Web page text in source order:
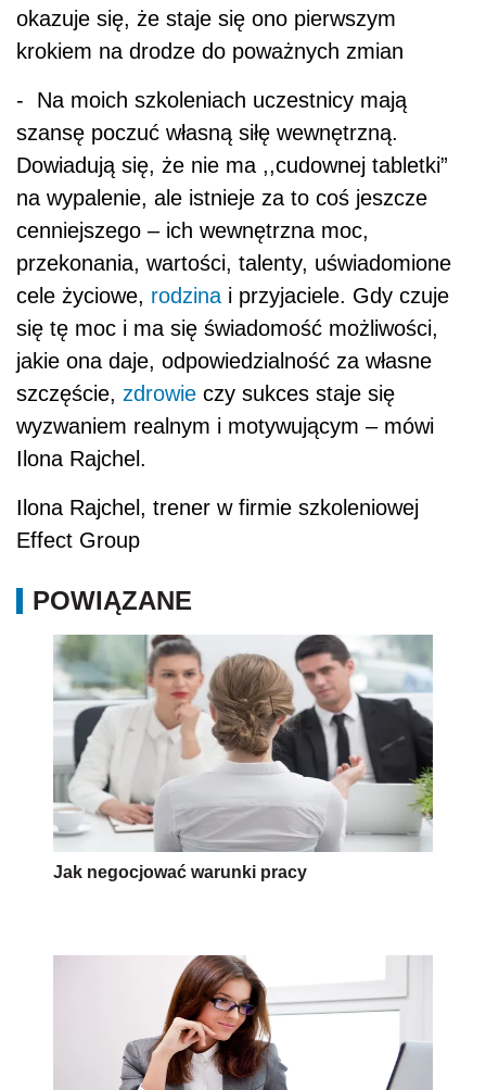
okazuje się, że staje się ono pierwszym
krokiem na drodze do poważnych zmian
- Na moich szkoleniach uczestnicy mają
szansę poczuć własną siłę wewnętrzną.
Dowiadują się, że nie ma ,,cudownej tabletki”
na wypalenie, ale istnieje za to coś jeszcze
cenniejszego – ich wewnętrzna moc,
przekonania, wartości, talenty, uświadomione
cele życiowe, rodzina i przyjaciele. Gdy czuje
się tę moc i ma się świadomość możliwości,
jakie ona daje, odpowiedzialność za własne
szczęście, zdrowie czy sukces staje się
wyzwaniem realnym i motywującym – mówi
Ilona Rajchel.
Ilona Rajchel, trener w firmie szkoleniowej
Effect Group
POWIĄZANE
Jak negocjować warunki pracy